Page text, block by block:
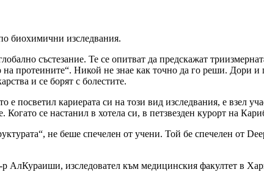
биохимични изследвания.
състезание. Те се опитват да предскажат
на протеините“. Никой не знае как точно да го реши. Дори
и се борят с болестите.
посветил кариерата си на този вид изследвания, е взел
Когато се настанил в хотела си, в петзвезден курорт на
не беше спечелен от учени. Той бе спечелен от
АлКураиши, изследовател към медицинския факултет в